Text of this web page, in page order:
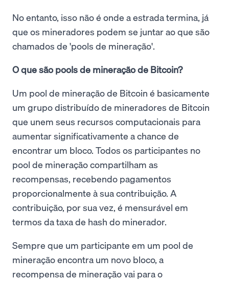
No entanto, isso não é onde a estrada termina, já
que os mineradores podem se juntar ao que são
chamados de 'pools de mineração'.
O que são pools de mineração de Bitcoin?
Um pool de mineração de Bitcoin é basicamente
um grupo distribuído de mineradores de Bitcoin
que unem seus recursos computacionais para
aumentar significativamente a chance de
encontrar um bloco. Todos os participantes no
pool de mineração compartilham as
recompensas, recebendo pagamentos
proporcionalmente à sua contribuição. A
contribuição, por sua vez, é mensurável em
termos da taxa de hash do minerador.
Sempre que um participante em um pool de
mineração encontra um novo bloco, a
recompensa de mineração vai para o